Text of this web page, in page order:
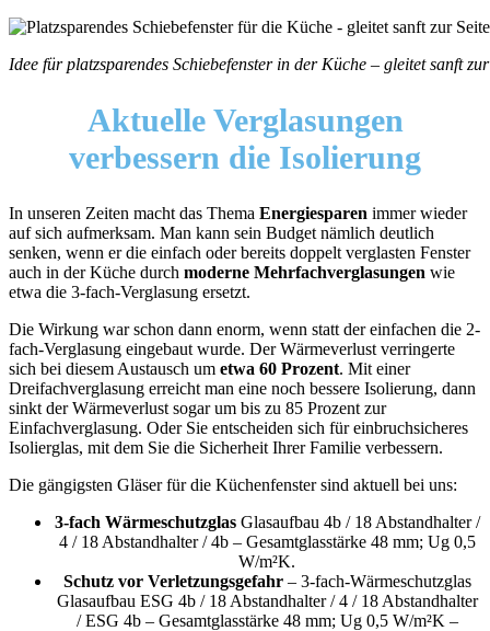
Idee für platzsparendes Schiebefenster in der Küche – gleitet sanft
Aktuelle Verglasungen
verbessern die Isolierung
In unseren Zeiten macht das Thema Energiesparen immer wieder
auf sich aufmerksam. Man kann sein Budget nämlich deutlich
senken, wenn er die einfach oder bereits doppelt verglasten Fenster
auch in der Küche durch moderne Mehrfachverglasungen wie
etwa die 3-fach-Verglasung ersetzt.
Die Wirkung war schon dann enorm, wenn statt der einfachen die 2-
fach-Verglasung eingebaut wurde. Der Wärmeverlust verringerte
sich bei diesem Austausch um etwa 60 Prozent. Mit einer
Dreifachverglasung erreicht man eine noch bessere Isolierung, dann
sinkt der Wärmeverlust sogar um bis zu 85 Prozent zur
Einfachverglasung. Oder Sie entscheiden sich für einbruchsicheres
Isolierglas, mit dem Sie die Sicherheit Ihrer Familie verbessern.
Die gängigsten Gläser für die Küchenfenster sind aktuell bei uns:
3-fach WärmeschutzglasGlasaufbau 4b / 18 Abstandhalter /
4 / 18 Abstandhalter / 4b – Gesamtglasstärke 48 mm; Ug 0,5
W/m²K.
Schutz vor Verletzungsgefahr– 3-fach-Wärmeschutzglas
Glasaufbau ESG 4b / 18 Abstandhalter / 4 / 18 Abstandhalter
/ ESG 4b – Gesamtglasstärke 48 mm; Ug 0,5 W/m²K –